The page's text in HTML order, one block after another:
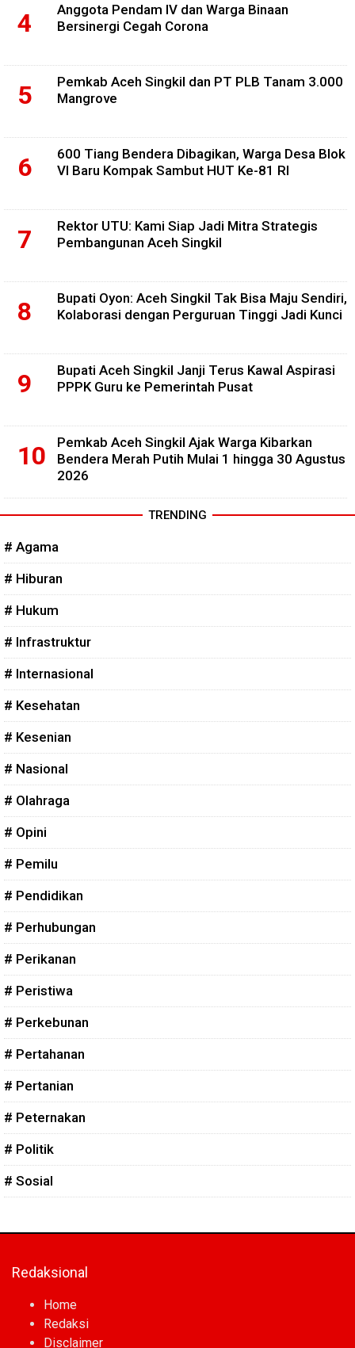
Anggota Pendam IV dan Warga Binaan
Bersinergi Cegah Corona
Pemkab Aceh Singkil dan PT PLB Tanam 3.000
Mangrove
600 Tiang Bendera Dibagikan, Warga Desa Blok
VI Baru Kompak Sambut HUT Ke-81 RI
Rektor UTU: Kami Siap Jadi Mitra Strategis
Pembangunan Aceh Singkil
Bupati Oyon: Aceh Singkil Tak Bisa Maju Sendiri,
Kolaborasi dengan Perguruan Tinggi Jadi Kunci
Bupati Aceh Singkil Janji Terus Kawal Aspirasi
PPPK Guru ke Pemerintah Pusat
Pemkab Aceh Singkil Ajak Warga Kibarkan
Bendera Merah Putih Mulai 1 hingga 30 Agustus
2026
TRENDING
# Agama
# Hiburan
# Hukum
# Infrastruktur
# Internasional
# Kesehatan
# Kesenian
# Nasional
# Olahraga
# Opini
# Pemilu
# Pendidikan
# Perhubungan
# Perikanan
# Peristiwa
# Perkebunan
# Pertahanan
# Pertanian
# Peternakan
# Politik
# Sosial
Redaksional
Home
Redaksi
Disclaimer